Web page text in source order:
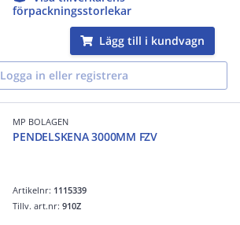
förpackningsstorlekar
Lägg till i kundvagn
Logga in eller registrera
MP BOLAGEN
PENDELSKENA 3000MM FZV
Artikelnr: 1115339
Tillv. art.nr:910Z